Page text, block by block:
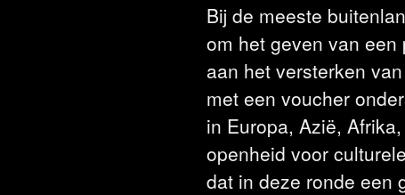
Bij de meeste
om het geven van
aan het versterken
met een voucher
in Europa, Azië,
openheid voor
dat in deze ronde een